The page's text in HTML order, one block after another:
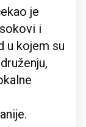
je
i
u kojem su